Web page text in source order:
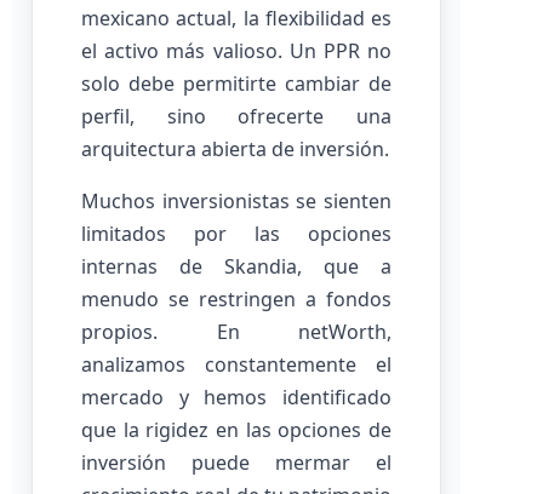
mexicano actual, la flexibilidad es
el activo más valioso. Un PPR no
solo debe permitirte cambiar de
perfil, sino ofrecerte una
arquitectura abierta de inversión.
Muchos inversionistas se sienten
limitados por las opciones
internas de Skandia, que a
menudo se restringen a fondos
propios. En netWorth,
analizamos constantemente el
mercado y hemos identificado
que la rigidez en las opciones de
inversión puede mermar el